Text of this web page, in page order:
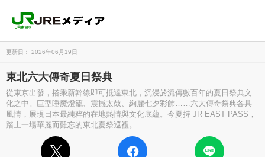
更新日： 2026年06月19日
東北六大傳奇夏日祭典
從東京出發，搭乘新幹線即可抵達東北，沉浸於流傳數百年的夏日祭典文
化之中。巨型睡魔燈籠、震撼太鼓、絢麗七夕彩飾……六大傳奇祭典各具
風情，展現日本最純粹的在地熱情與文化底蘊。今夏持 JR EAST PASS，
踏上一場華麗而難忘的東北夏祭巡禮。